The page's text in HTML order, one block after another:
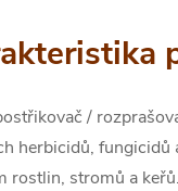
/
herbicidů,
rostlin, stromů a